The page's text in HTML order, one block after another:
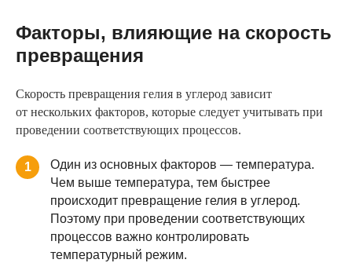
Факторы, влияющие на скорость
превращения
Скорость превращения гелия в углерод зависит
от нескольких факторов, которые следует учитывать при
проведении соответствующих процессов.
1
Один из основных факторов — температура.
Чем выше температура, тем быстрее
происходит превращение гелия в углерод.
Поэтому при проведении соответствующих
процессов важно контролировать
температурный режим.